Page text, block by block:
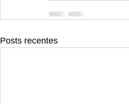
Posts recentes